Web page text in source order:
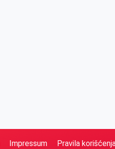
Impressum Pravila